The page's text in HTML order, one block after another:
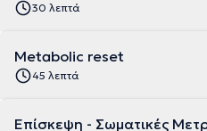
30 λεπτά
Metabolic reset
45 λεπτά
Επίσκεψη - Σωματικές